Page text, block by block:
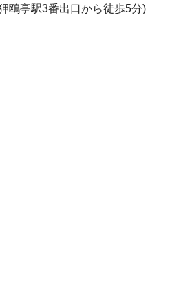
鴎亭駅3番出口から徒歩5分)